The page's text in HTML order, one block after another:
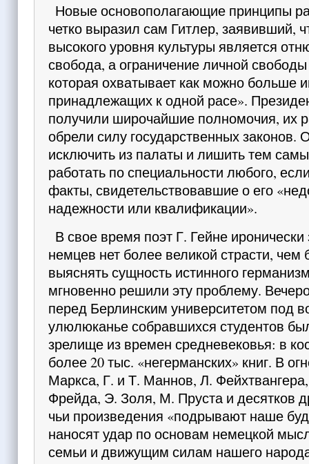
Новые основополагающие принципы
четко выразил сам Гитлер, заявивший,
вы­сокого уровня культуры является
свобода, а ограничение личной
которая охваты­вает как можно больше
принадлежащих к од­ной расе».
получили широчайшие полно­мочия, их
обрели силу государственных зако­нов.
исключить из палаты и лишить тем
работать по специальности любого,
факты, свидетельствовавшие о его
надежности или квалификации».
В свое время поэт Г. Гейне иронически
нем­цев нет более великой страсти, чем
выяснять сущ­ность истинного
мгновенно решили эту проблему.
перед Берлинским универ­ситетом под
улюлюканье собравшихся студен­тов
зрелище из времен средневековья: в
более 20 тыс. «негерманских» книг. В
Маркса, Г. и Т. Маннов, Л.
Фрейда, Э. Золя, М. Пруста и десятков
чьи произведения «подрывают наше
наносят удар по основам немецкой
семьи и движу­щим силам нашего